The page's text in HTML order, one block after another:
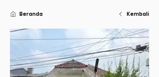
Beranda Kembali
Dijual